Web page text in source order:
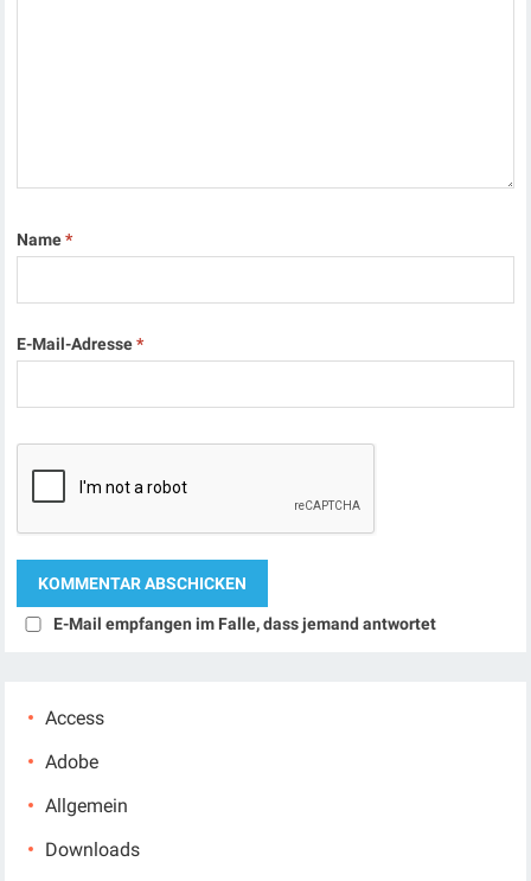
Name*
E-Mail-Adresse*
E-Mail empfangen im Falle, dass jemand antwortet
Access
Adobe
Allgemein
Downloads